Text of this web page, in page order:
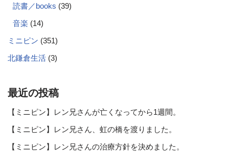
読書／books (39)
音楽 (14)
ミニピン (351)
北鎌倉生活 (3)
最近の投稿
【ミニピン】レン兄さんが亡くなってから1週間。
【ミニピン】レン兄さん、虹の橋を渡りました。
【ミニピン】レン兄さんの治療方針を決めました。